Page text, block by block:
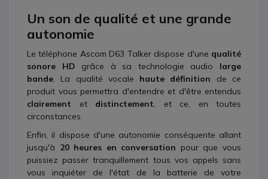
Un son de qualité et une grande
autonomie
Le téléphone Ascom D63 Talker dispose d'une qualité
sonore HD grâce à sa technologie audio large
bande. La qualité vocale haute définition de ce
produit vous permettra d'entendre et d'être entendus
clairement et distinctement, et ce, en toutes
circonstances.
Enfin, il dispose d'une autonomie conséquente allant
jusqu'à 20 heures en conversation pour que vous
puissiez passer tranquillement tous vos appels sans
vous inquiéter de l'état de la batterie de votre